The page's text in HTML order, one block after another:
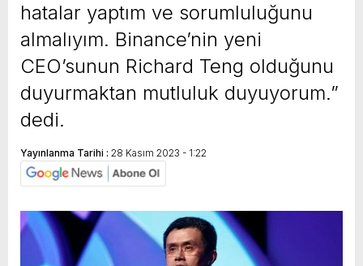
hatalar yaptım ve sorumluluğunu
almalıyım. Binance’nin yeni
CEO’sunun Richard Teng olduğunu
duyurmaktan mutluluk duyuyorum.”
dedi.
Yayınlanma Tarihi : 28 Kasım 2023 - 1:22